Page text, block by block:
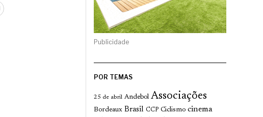
Publicidade
POR TEMAS
25 de abril Andebol Associações
Bordeaux Brasil CCP Ciclismo cinema